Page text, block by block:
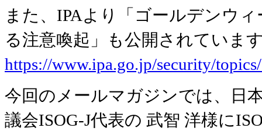
また、IPAより「ゴールデンウ
る注意喚起」も公開されていま
https://www.ipa.go.jp/security/
今回のメールマガジンでは、日
議会ISOG-J代表の 武智 洋様に